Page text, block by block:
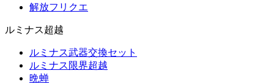
解放フリクエ
ルミナス超越
ルミナス武器交換セット
ルミナス限界超越
晩蝉